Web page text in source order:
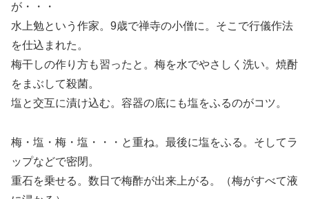
が・・・
水上勉という作家。9歳で禅寺の小僧に。そこで行儀作法
を仕込まれた。
梅干しの作り方も習ったと。梅を水でやさしく洗い。焼酎
をまぶして殺菌。
塩と交互に漬け込む。容器の底にも塩をふるのがコツ。
梅・塩・梅・塩・・・と重ね。最後に塩をふる。そしてラ
ップなどで密閉。
重石を乗せる。数日で梅酢が出来上がる。（梅がすべて液